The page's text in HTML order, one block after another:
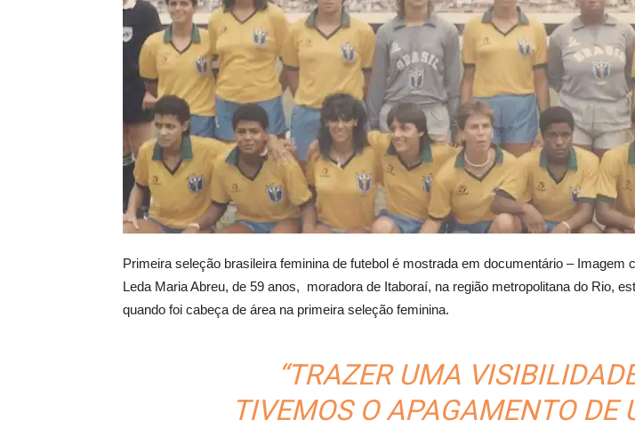
Primeira seleção brasileira feminina de futebol é mostrada em documentário – Imagem
Leda Maria Abreu, de 59 anos, moradora de Itaboraí, na região metropolitana do Rio,
quando foi cabeça de área na primeira seleção feminina.
“TRAZER UMA
TIVEMOS O APAGAMENTO DE